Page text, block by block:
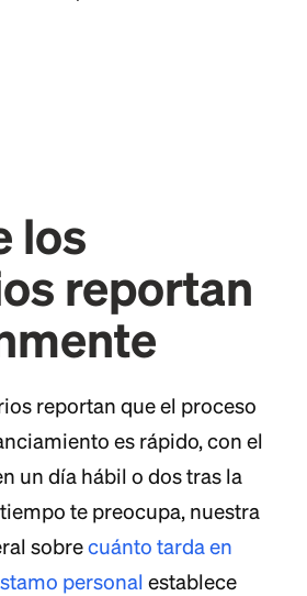
los
reportan
reportan que el proceso
es rápido, con el
un día hábil o dos tras la
te preocupa, nuestra
sobrecuánto tarda en
personal establece